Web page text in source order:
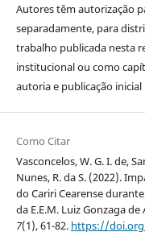
Autores têm autorização
separadamente, para
trabalho publicada nesta
institucional ou como
autoria e publicação
Como Citar
Vasconcelos, W. G. I. de,
Nunes, R. da S. (2022).
do Cariri Cearense
da E.E.M. Luiz Gonzaga
7(1), 61-82. https://